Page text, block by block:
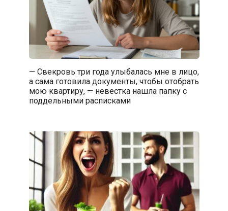
— Свекровь три года улыбалась мне в лицо,
а сама готовила документы, чтобы отобрать
мою квартиру, — невестка нашла папку с
поддельными расписками